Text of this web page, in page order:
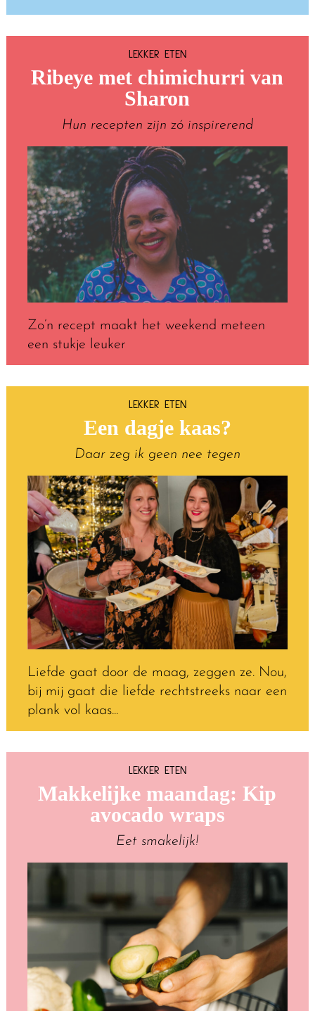
LEKKER ETEN
Ribeye met chimichurri van
Sharon
Hun recepten zijn zó inspirerend
Zo’n recept maakt het weekend meteen
een stukje leuker
LEKKER ETEN
Een dagje kaas?
Daar zeg ik geen nee tegen
Liefde gaat door de maag, zeggen ze. Nou,
bij mij gaat die liefde rechtstreeks naar een
plank vol kaas...
LEKKER ETEN
Makkelijke maandag: Kip
avocado wraps
Eet smakelijk!